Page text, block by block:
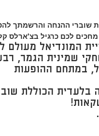
שוברי ההנחה והרשמתך
לכם כרגיל בצ'ארלס
קלור! חוויית המונדיאל מעולם
שמינית הגמר,
במתחם ההופעות
בלעדית הכוללת